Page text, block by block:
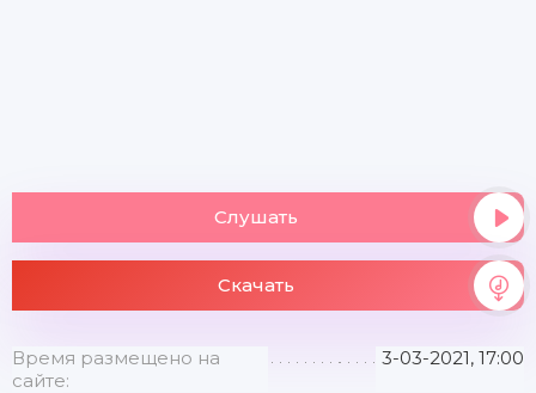
Слушать
Скачать
Время размещено на
сайте:
3-03-2021, 17:00